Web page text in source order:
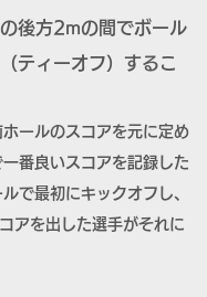
後方2mの間でボール
ティーオフ）するこ
ールのスコアを元に定め
番良いスコアを記録した
で最初にキックオフし、
アを出した選手がそれに